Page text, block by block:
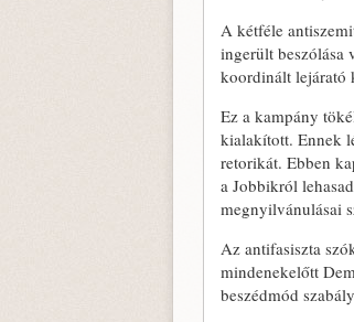
A kétféle
ingerült beszólása
koordinált lejárató
Ez a kampány
kialakított. Ennek
retorikát. Ebben
a Jobbikról
megnyilvánulásai
Az antifasiszta
mindenekelőtt
beszédmód